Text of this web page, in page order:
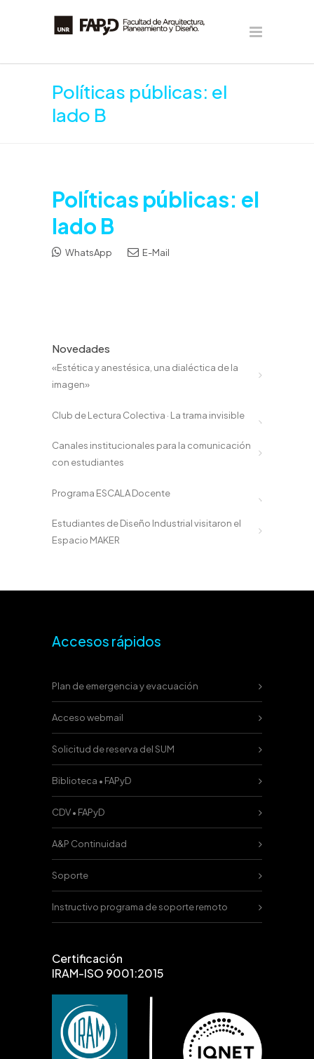
Políticas públicas: el
lado B
Políticas públicas: el
lado B
WhatsApp E-Mail
Novedades
«Estética y anestésica, una dialéctica de la
imagen»
Club de Lectura Colectiva · La trama invisible
Canales institucionales para la comunicación
con estudiantes
Programa ESCALA Docente
Estudiantes de Diseño Industrial visitaron el
Espacio MAKER
Accesos rápidos
Plan de emergencia y evacuación
Acceso webmail
Solicitud de reserva del SUM
Biblioteca • FAPyD
CDV • FAPyD
A&P Continuidad
Soporte
Instructivo programa de soporte remoto
Certificación
IRAM-ISO 9001:2015